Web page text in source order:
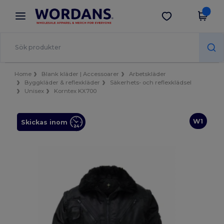
× Wordans-app
Bättre priser i appen!
Hämta app
Home Blank kläder | Accessoarer
Arbetskläder
Byggkläder & reflexkläder
Säkerhets- och reflexklädsel
Unisex
Korntex KX700
W1
Skickas inom